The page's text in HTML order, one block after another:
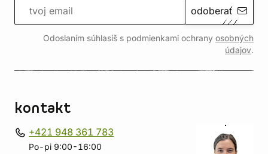
odoberať
Odoslaním súhlasíš s podmienkami ochrany osobných
údajov.
kontakt
+421 948 361 783
Po-pi 9:00-16:00